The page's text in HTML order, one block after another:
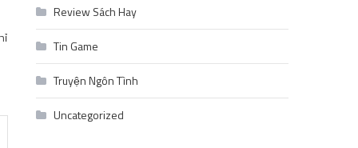
Review Sách Hay
Tin Game
Truyện Ngôn Tình
Uncategorized